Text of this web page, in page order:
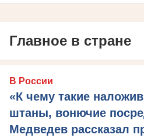
Главное в стране
В России
«К чему такие
штаны, вонючие
Медведев рассказал